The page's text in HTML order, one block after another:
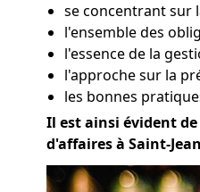
se concentrant sur
l'ensemble des
l'essence de la
l'approche sur la
les bonnes
Il est ainsi évident
d'affaires à Saint-